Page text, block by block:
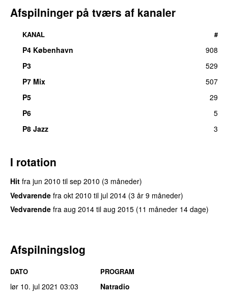
Afspilninger på tværs af kanaler
KANAL #
P4 København
908
P3
529
P7 Mix
507
P5
29
P6
5
P8 Jazz
3
I rotation
Hit fra jun 2010 til sep 2010 (3 måneder)
Vedvarende fra okt 2010 til jul 2014 (3 år 9 måneder)
Vedvarende fra aug 2014 til aug 2015 (11 måneder 14 dage)
Afspilningslog
DATO PROGRAM
lør 10. jul 2021 03:03
Natradio